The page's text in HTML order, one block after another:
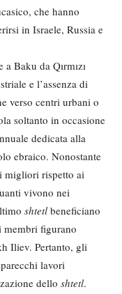
che hanno
in Israele, Russia e
Baku da Qırmızı
e l’assenza di
verso centri urbani o
soltanto in occasione
dedicata alla
ebraico. Nonostante
migliori rispetto ai
vivono nei
shtetl beneficiano
figurano
Iliev. Pertanto, gli
lavori
dello shtetl.